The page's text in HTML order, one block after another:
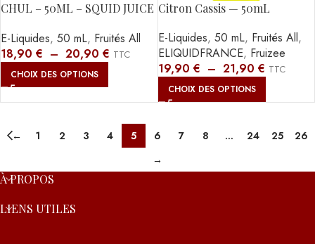
CHUL – 50ML – SQUID JUICE
E-Liquides, 50 mL, Fruités All
18,90 € – 20,90 € TTC
CHOIX DES OPTIONS
Citron Cassis — 50mL
E-Liquides, 50 mL, Fruités All,
ELIQUIDFRANCE, Fruizee
19,90 € – 21,90 € TTC
CHOIX DES OPTIONS
← 1 2 3 4 5 6 7 8 … 24 25
26
→
À PROPOS
LIENS UTILES